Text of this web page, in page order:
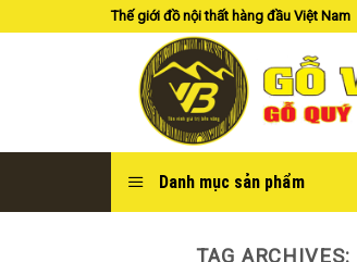
to
Thế giới đồ nội thất hàng đầu Việt Nam
Danh mục sản phẩm
TAG ARCHIVES: